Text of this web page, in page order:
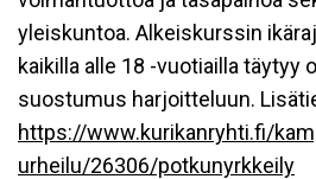
yleiskuntoa. Alkeiskurssin
kaikilla alle 18 -vuotiailla täytyy
suostumus harjoitteluun.
https://www.kurikanryhti.fi/
urheilu/26306/potkunyrkkeily